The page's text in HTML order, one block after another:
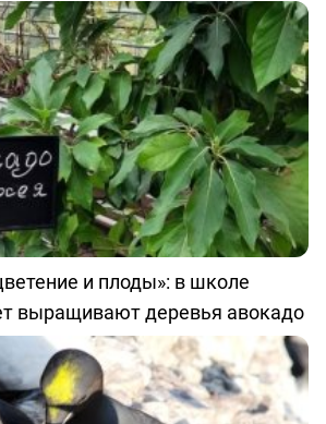
и плоды»: в школе
выращивают деревья авокадо